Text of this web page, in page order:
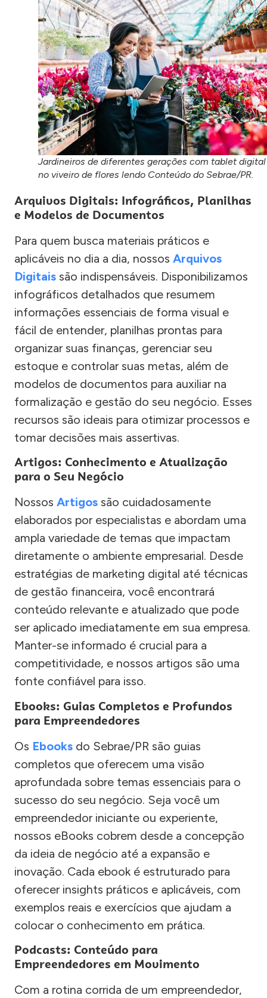
Jardineiros de diferentes gerações com tablet digital
no viveiro de flores lendo Conteúdo do Sebrae/PR.
Arquivos Digitais: Infográficos, Planilhas
e Modelos de Documentos
Para quem busca materiais práticos e
aplicáveis no dia a dia, nossos Arquivos
Digitais são indispensáveis. Disponibilizamos
infográficos detalhados que resumem
informações essenciais de forma visual e
fácil de entender, planilhas prontas para
organizar suas finanças, gerenciar seu
estoque e controlar suas metas, além de
modelos de documentos para auxiliar na
formalização e gestão do seu negócio. Esses
recursos são ideais para otimizar processos e
tomar decisões mais assertivas.
Artigos: Conhecimento e Atualização
para o Seu Negócio
Nossos Artigos são cuidadosamente
elaborados por especialistas e abordam uma
ampla variedade de temas que impactam
diretamente o ambiente empresarial. Desde
estratégias de marketing digital até técnicas
de gestão financeira, você encontrará
conteúdo relevante e atualizado que pode
ser aplicado imediatamente em sua empresa.
Manter-se informado é crucial para a
competitividade, e nossos artigos são uma
fonte confiável para isso.
Ebooks: Guias Completos e Profundos
para Empreendedores
Os Ebooks do Sebrae/PR são guias
completos que oferecem uma visão
aprofundada sobre temas essenciais para o
sucesso do seu negócio. Seja você um
empreendedor iniciante ou experiente,
nossos eBooks cobrem desde a concepção
da ideia de negócio até a expansão e
inovação. Cada ebook é estruturado para
oferecer insights práticos e aplicáveis, com
exemplos reais e exercícios que ajudam a
colocar o conhecimento em prática.
Podcasts: Conteúdo para
Empreendedores em Movimento
Com a rotina corrida de um empreendedor,